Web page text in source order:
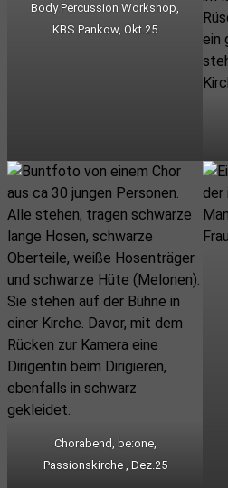
Body Percussion Workshop,
KBS Pankow, Okt.25
Chorabend, be:one,
Passionskirche , Dez.25